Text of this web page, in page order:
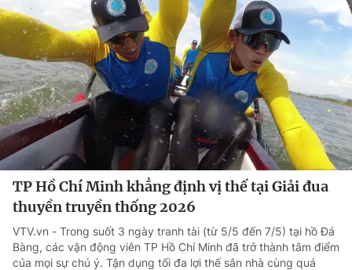
TP Hồ Chí Minh khẳng định vị thế tại Giải đua
thuyền truyền thống 2026
VTV.vn - Trong suốt 3 ngày tranh tài (từ 5/5 đến 7/5) tại hồ Đá
Bàng, các vận động viên TP Hồ Chí Minh đã trở thành tâm điểm
của mọi sự chú ý. Tận dụng tối đa lợi thế sân nhà cùng quá